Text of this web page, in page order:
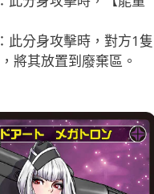
：此分身攻擊時，對方1隻
將其放置到廢棄區。